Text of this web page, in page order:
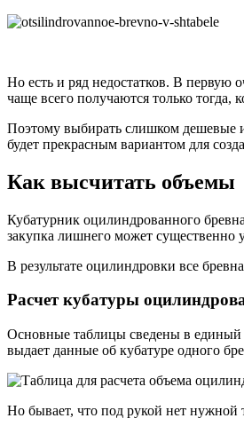
Но есть и ряд недостатков. В первую
чаще всего получаются только тогда,
Поэтому выбирать слишком дешевые
будет прекрасным вариантом для
Как высчитать объемы
Кубатурник оцилиндрованного
закупка лишнего может существенно
В результате оцилиндровки все
Расчет кубатуры
Основные таблицы сведены в единый
выдает данные об кубатуре одного
Но бывает, что под рукой нет нужной